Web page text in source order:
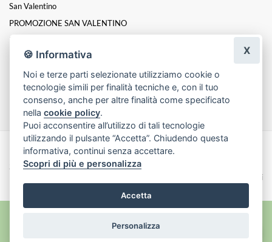
San Valentino
PROMOZIONE SAN VALENTINO
Lampade Skitso
Laurea
Funebre
Natale
Made with byInfoser.it- Realizzazione Siti ecommerce per Fioristi
2026
Termini e Condizioni
🍪 Informativa
Noi e terze parti selezionate utilizziamo cookie o
tecnologie simili per finalità tecniche e, con il tuo
consenso, anche per altre finalità come specificato
nellacookie policy.
Puoi acconsentire all’utilizzo di tali tecnologie
utilizzando il pulsante “Accetta”. Chiudendo questa
informativa, continui senza accettare.
Scopri di più e personalizza
Accetta
Personalizza
X